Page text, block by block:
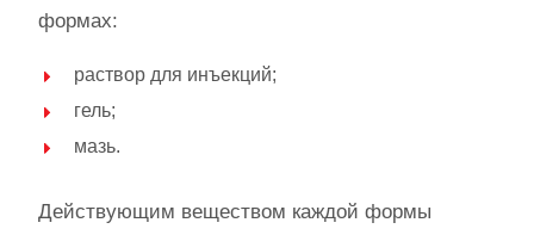
формах:
раствор для инъекций;
гель;
мазь.
Действующим веществом каждой формы